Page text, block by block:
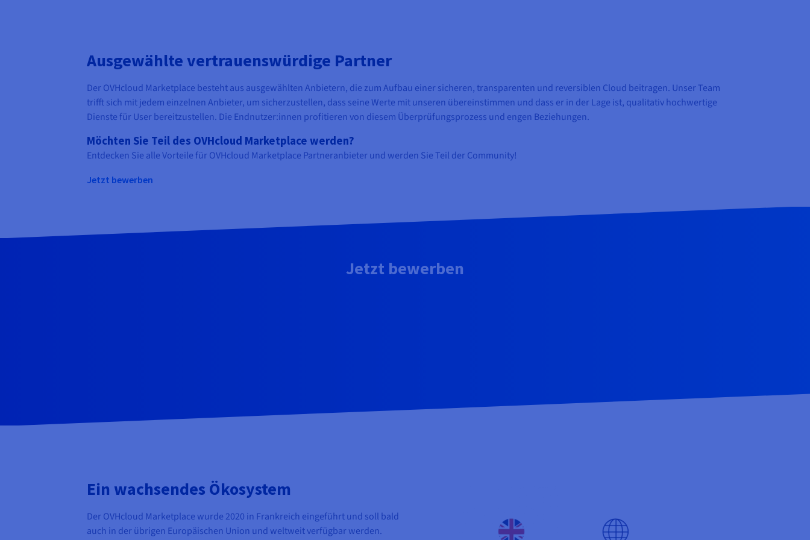
Ausgewählte vertrauenswürdige Partner
Der OVHcloud Marketplace besteht aus ausgewählten Anbietern, die zum Aufbau einer sicheren, transparenten und reversiblen Cloud beitragen. Unser Team
trifft sich mit jedem einzelnen Anbieter, um sicherzustellen, dass seine Werte mit unseren übereinstimmen und dass er in der Lage ist, qualitativ hochwertige
Dienste für User bereitzustellen. Die Endnutzer:innen profitieren von diesem Überprüfungsprozess und engen Beziehungen.
Möchten Sie Teil des OVHcloud Marketplace werden?
Entdecken Sie alle Vorteile für OVHcloud Marketplace Partneranbieter und werden Sie Teil der Community!
Jetzt bewerben
Jetzt bewerben
Ein wachsendes Ökosystem
Der OVHcloud Marketplace wurde 2020 in Frankreich eingeführt und soll bald
auch in der übrigen Europäischen Union und weltweit verfügbar werden.